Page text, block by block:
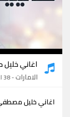
اغاني
الامارات- 38 اغنية
اغاني خليل